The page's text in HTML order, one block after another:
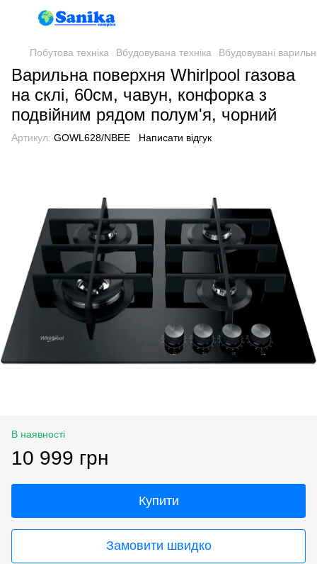
Побутова техніка Вбудовувана техніка Вбудовувані
Варильна поверхня Whirlpool газова
на склі, 60см, чавун, конфорка з
подвійним рядом полум'я, чорний
Артикул: GOWL628/NBEE Написати відгук
В наявності
10 999 грн
Купити
Замовити швидко